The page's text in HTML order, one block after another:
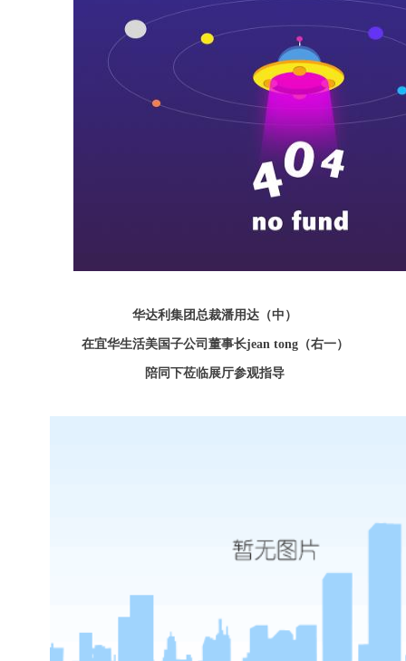
华达利集团总裁潘用达 （中）
在宜华生活美国子公司董事长jean tong（右一）
陪同下莅临展厅参观指导